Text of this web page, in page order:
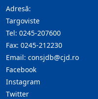
Adresă:
Targoviste
Tel: 0245-207600
Fax: 0245-212230
Email: consjdb@cjd.ro
Facebook
Instagram
Twitter